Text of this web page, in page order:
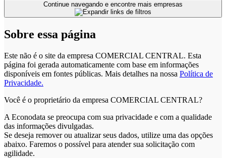
Sobre essa página
Este não é o site da empresa COMERCIAL CENTRAL. Esta
página foi gerada automaticamente com base em informações
disponíveis em fontes públicas. Mais detalhes na nossa Política de
Privacidade.
Você é o proprietário da empresa COMERCIAL CENTRAL?
A Econodata se preocupa com sua privacidade e com a qualidade
das informações divulgadas.
Se deseja remover ou atualizar seus dados, utilize uma das opções
abaixo. Faremos o possível para atender sua solicitação com
agilidade.